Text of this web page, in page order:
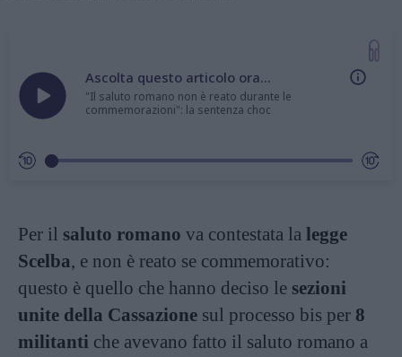
Ascolta questo articolo ora...
"Il saluto romano non è reato durante le
commemorazioni": la sentenza choc
Per il saluto romano va contestata la legge
Scelba, e non è reato se commemorativo:
questo è quello che hanno deciso le sezioni
unite della Cassazione sul processo bis per 8
militanti che avevano fatto il saluto romano a